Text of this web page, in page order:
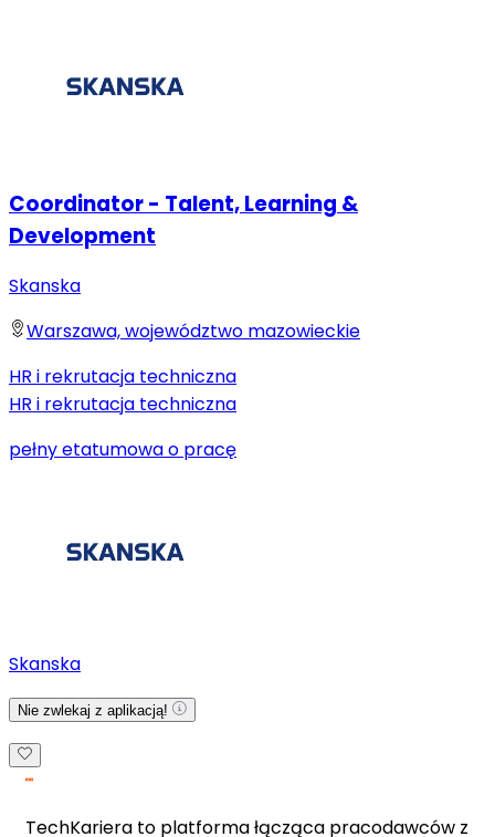
Coordinator - Talent, Learning &
Development
Skanska
Warszawa, województwo mazowieckie
HR i rekrutacja techniczna
HR i rekrutacja techniczna
pełny etatumowa o pracę
Skanska
Nie zwlekaj z aplikacją!
TechKariera to platforma łącząca pracodawców z